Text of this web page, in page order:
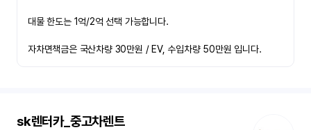
대물 한도는 1억/2억 선택 가능합니다.
자차면책금은 국산차량 30만원 / EV, 수입차량 50만원 입니다.
sk렌터카_중고차렌트